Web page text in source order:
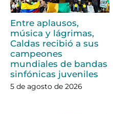
Entre aplausos,
música y lágrimas,
Caldas recibió a sus
campeones
mundiales de bandas
sinfónicas juveniles
5 de agosto de 2026